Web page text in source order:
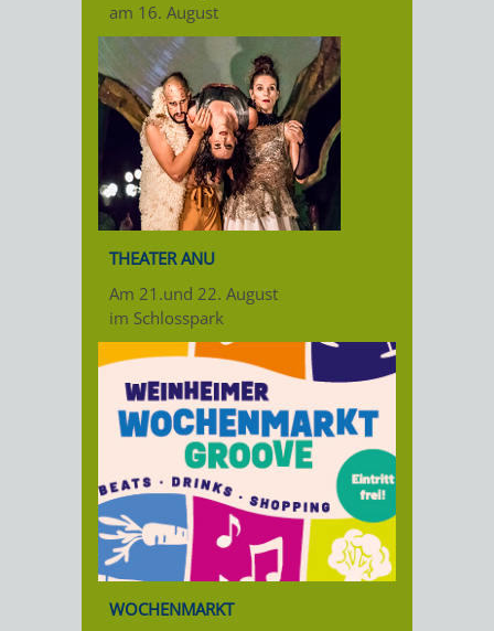
am 16. August
THEATER ANU
Am 21.und 22. August
im Schlosspark
WOCHENMARKT